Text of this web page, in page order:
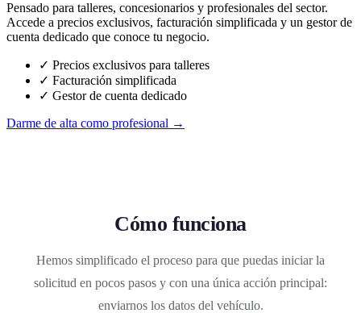
Pensado para talleres, concesionarios y profesionales del sector.
Accede a precios exclusivos, facturación simplificada y un gestor de
cuenta dedicado que conoce tu negocio.
✓ Precios exclusivos para talleres
✓ Facturación simplificada
✓ Gestor de cuenta dedicado
Darme de alta como profesional →
Cómo funciona
Hemos simplificado el proceso para que puedas iniciar la
solicitud en pocos pasos y con una única acción principal:
enviarnos los datos del vehículo.